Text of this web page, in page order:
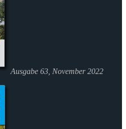
Ausgabe 63, November 2022